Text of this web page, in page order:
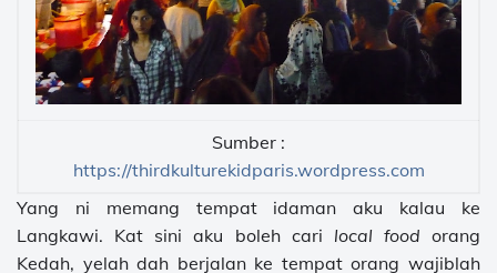
Sumber :
https://thirdkulturekidparis.wordpress.com
Yang ni memang tempat idaman aku kalau ke
Langkawi. Kat sini aku boleh cari local food orang
Kedah, yelah dah berjalan ke tempat orang wajiblah